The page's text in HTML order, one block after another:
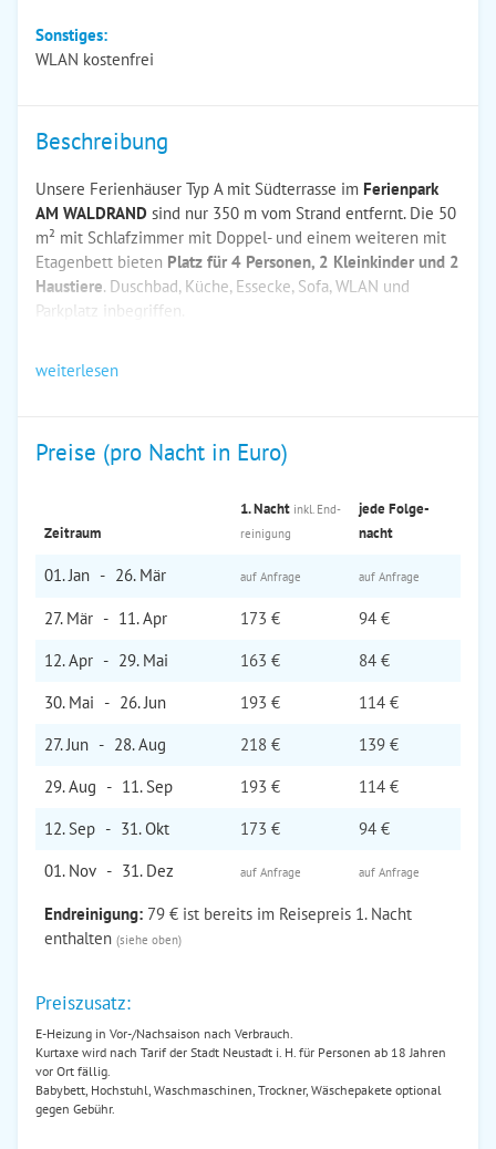
Sonstiges:
WLAN kostenfrei
Beschreibung
Unsere Ferienhäuser Typ A mit Südterrasse im Ferienpark
AM WALDRAND sind nur 350 m vom Strand entfernt. Die 50
m² mit Schlafzimmer mit Doppel- und einem weiteren mit
Etagenbett bieten Platz für 4 Personen, 2 Kleinkinder und 2
Haustiere. Duschbad, Küche, Essecke, Sofa, WLAN und
Parkplatz inbegriffen.
weiterlesen
Preise (pro Nacht in Euro)
Zeitraum
1. Nacht inkl. End­
reinigung
jede Folge­
nacht
01. Jan - 26. Mär auf Anfrage auf Anfrage
27. Mär - 11. Apr 173 €
94 €
12. Apr - 29. Mai 163 €
84 €
30. Mai - 26. Jun 193 €
114 €
27. Jun - 28. Aug 218 €
139 €
29. Aug - 11. Sep 193 €
114 €
12. Sep - 31. Okt 173 €
94 €
01. Nov - 31. Dez auf Anfrage auf Anfrage
Endreinigung: 79 € ist bereits im Reisepreis 1. Nacht
enthalten (siehe oben)
Preiszusatz:
E-Heizung in Vor-/Nachsaison nach Verbrauch.
Kurtaxe wird nach Tarif der Stadt Neustadt i. H. für Personen ab 18 Jahren
vor Ort fällig.
Babybett, Hochstuhl, Waschmaschinen, Trockner, Wäschepakete optional
gegen Gebühr.